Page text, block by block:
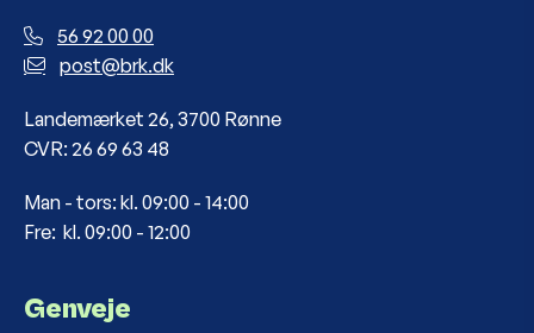
56 92 00 00
post@brk.dk
Landemærket 26, 3700 Rønne
CVR: 26 69 63 48
Man - tors: kl. 09:00 - 14:00
Fre: kl. 09:00 - 12:00
Genveje